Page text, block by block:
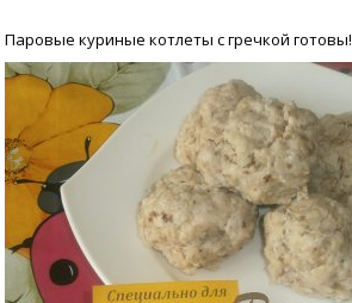
Паровые куриные котлеты с гречкой готовы!